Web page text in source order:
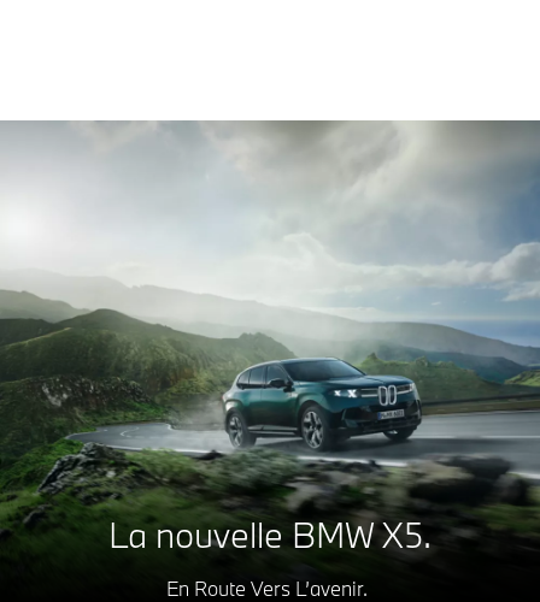
La nouvelle BMW X5.
En Route Vers L’avenir.